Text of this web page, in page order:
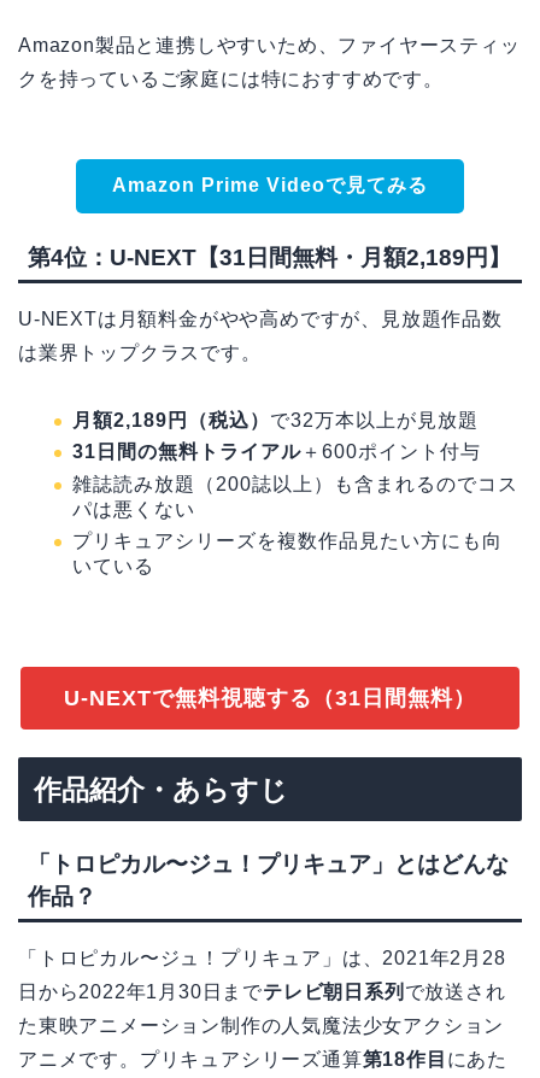
Amazon製品と連携しやすいため、ファイヤースティッ
クを持っているご家庭には特におすすめです。
Amazon Prime Videoで見てみる
第4位：U-NEXT【31日間無料・月額2,189円】
U-NEXTは月額料金がやや高めですが、見放題作品数
は業界トップクラスです。
月額2,189円（税込） で32万本以上が見放題
31日間の無料トライアル ＋600ポイント付与
雑誌読み放題（200誌以上）も含まれるのでコス
パは悪くない
プリキュアシリーズを複数作品見たい方にも向
いている
U-NEXTで無料視聴する（31日間無料）
作品紹介・あらすじ
「トロピカル〜ジュ！プリキュア」とはどんな
作品？
「トロピカル〜ジュ！プリキュア」は、2021年2月28
日から2022年1月30日までテレビ朝日系列 で放送され
た東映アニメーション制作の人気魔法少女アクション
アニメです。プリキュアシリーズ通算第18作目 にあた